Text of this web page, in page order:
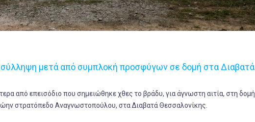
σύλληψη μετά από συμπλοκή προσφύγων σε δομή στα Διαβατά
από επεισόδιο που σημειώθηκε χθες το βράδυ, για άγνωστη αιτία, στη δομή
στρατόπεδο Αναγνωστοπούλου, στα Διαβατά Θεσσαλονίκης.